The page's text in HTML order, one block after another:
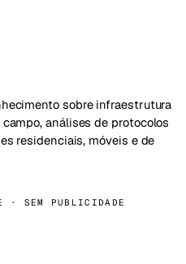
sobre infraestrutura
análises de protocolos
residenciais, móveis e de
· SEM PUBLICIDADE